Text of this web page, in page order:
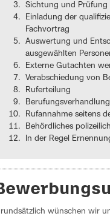
Sichtung und Prüfung
Einladung der
Fachvortrag
Auswertung und
ausgewählten
Externe Gutachten
Verabschiedung von
Ruferteilung
Rufannahme seitens
Behördliches
In der Regel
wünschen wir